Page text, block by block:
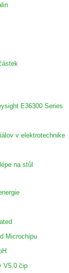
E36300 Series
v elektrotechnike
na stůl
Microchipu
V5.0 čip